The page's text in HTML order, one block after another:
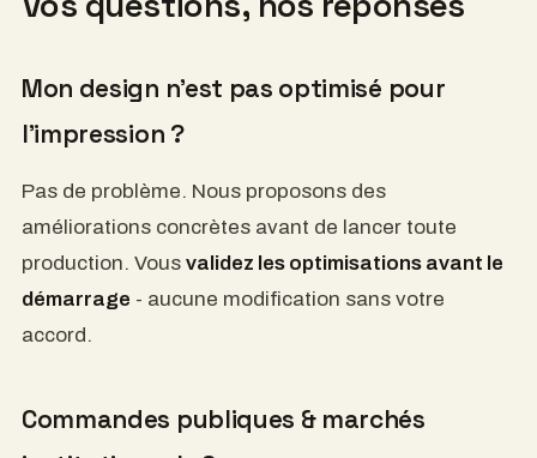
Mon design n'est pas optimisé pour
l'impression ?
Pas de problème. Nous proposons des
améliorations concrètes avant de lancer toute
production. Vous validez les optimisations avant le
démarrage - aucune modification sans votre
accord.
Commandes publiques & marchés